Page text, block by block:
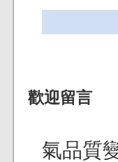
歡迎留言
氣品質